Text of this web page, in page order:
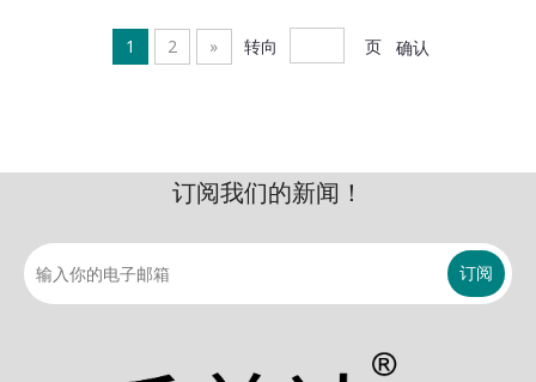
1 2 » 转向 页 确认
订阅我们的新闻！
订阅